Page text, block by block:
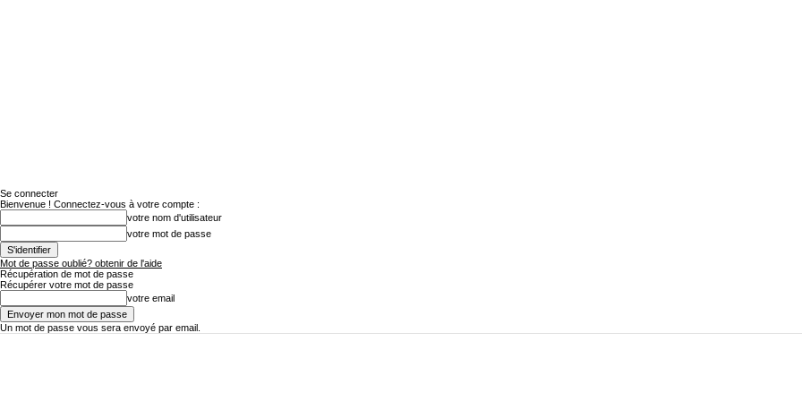
Se connecter
Bienvenue ! Connectez-vous à votre compte :
votre nom d'utilisateur
votre mot de passe
Mot de passe oublié? obtenir de l'aide
Récupération de mot de passe
Récupérer votre mot de passe
votre email
Un mot de passe vous sera envoyé par email.